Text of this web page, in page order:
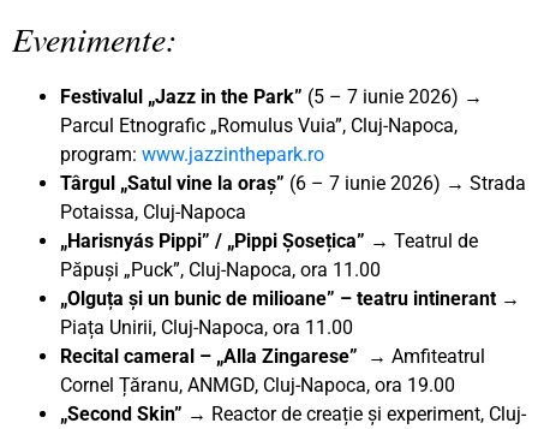
Evenimente:
Festivalul „Jazz in the Park” (5 – 7 iunie 2026) →
Parcul Etnografic „Romulus Vuia”, Cluj-Napoca,
program: www.jazzinthepark.ro
Târgul „Satul vine la oraș” (6 – 7 iunie 2026) → Strada
Potaissa, Cluj-Napoca
„Harisnyás Pippi” / „Pippi Șosețica” → Teatrul de
Păpuși „Puck”, Cluj-Napoca, ora 11.00
„Olguța și un bunic de milioane” – teatru intinerant →
Piața Unirii, Cluj-Napoca, ora 11.00
Recital cameral – „Alla Zingarese”
→ Amfiteatrul
Cornel Țăranu, ANMGD, Cluj-Napoca, ora 19.00
„Second Skin” → Reactor de creație și experiment, Cluj-